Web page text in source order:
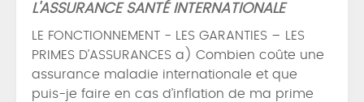
L'ASSURANCE SANTÉ INTERNATIONALE
LE FONCTIONNEMENT - LES GARANTIES – LES
PRIMES D’ASSURANCES a) Combien coûte une
assurance maladie internationale et que
puis-je faire en cas d’inflation de ma prime